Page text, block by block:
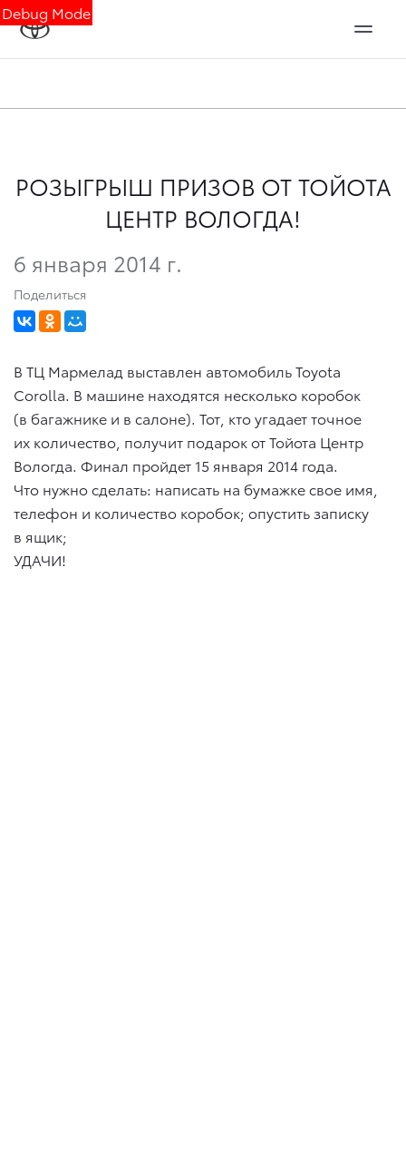
Debug Mode
РОЗЫГРЫШ ПРИЗОВ ОТ ТОЙОТА
ЦЕНТР ВОЛОГДА!
6 января 2014 г.
Поделиться
В ТЦ Мармелад выставлен автомобиль Toyota
Corolla. В машине находятся несколько коробок
(в багажнике и в салоне). Тот, кто угадает точное
их количество, получит подарок от Тойота Центр
Вологда. Финал пройдет 15 января 2014 года.
Что нужно сделать: написать на бумажке свое имя,
телефон и количество коробок; опустить записку
в ящик;
УДАЧИ!